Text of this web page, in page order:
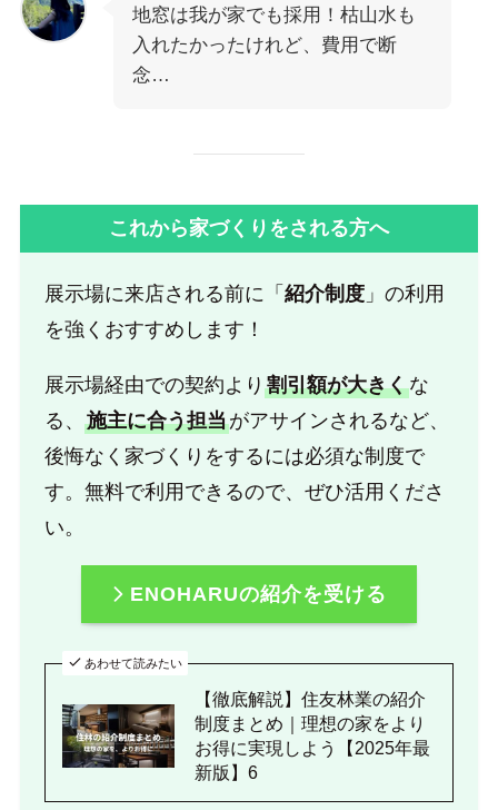
地窓は我が家でも採用！枯山水も
入れたかったけれど、費用で断
念…
これから家づくりをされる方へ
展示場に来店される前に「紹介制度 」の利用
を強くおすすめします！
展示場経由での契約より割引額が大きくな
る、施主に合う担当がアサインされるなど、
後悔なく家づくりをするには必須な制度で
す。無料で利用できるので、ぜひ活用くださ
い。
ENOHARUの紹介を受ける
あわせて読みたい
【徹底解説】住友林業の紹介
制度まとめ｜理想の家をより
お得に実現しよう【2025年最
新版】6